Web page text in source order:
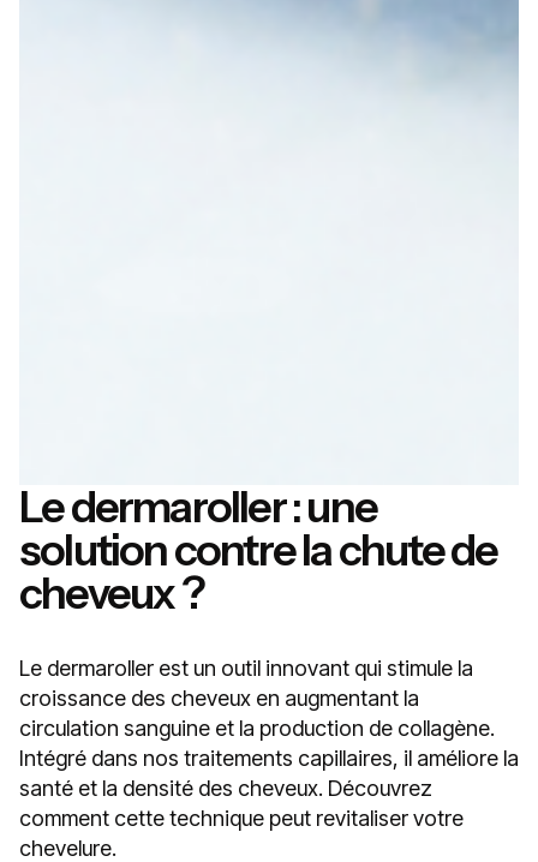
Le dermaroller : une
solution contre la chute de
cheveux ?
Le dermaroller est un outil innovant qui stimule la
croissance des cheveux en augmentant la
circulation sanguine et la production de collagène.
Intégré dans nos traitements capillaires, il améliore la
santé et la densité des cheveux. Découvrez
comment cette technique peut revitaliser votre
chevelure.